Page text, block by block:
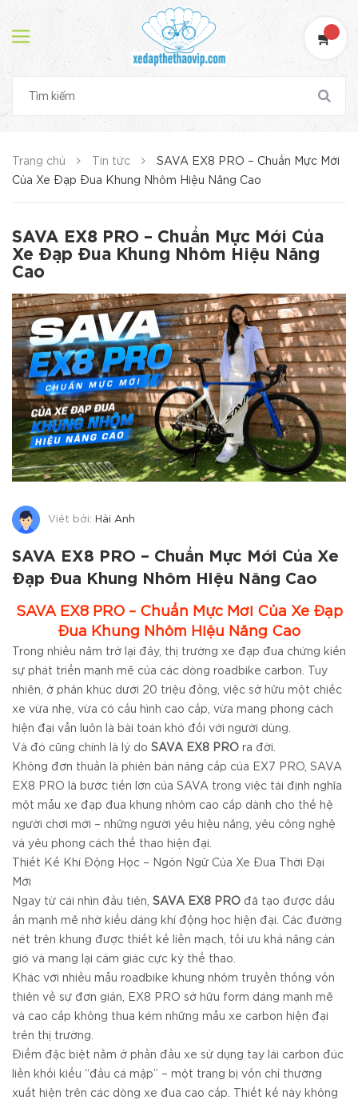
Trang chủ Tin tức
SAVA EX8 PRO – Chuẩn Mực Mới
Của Xe Đạp Đua Khung Nhôm Hiệu Năng Cao
SAVA EX8 PRO – Chuẩn Mực Mới Của
Xe Đạp Đua Khung Nhôm Hiệu Năng
Cao
Viết bởi: Hải Anh
SAVA EX8 PRO – Chuẩn Mực Mới Của Xe
Đạp Đua Khung Nhôm Hiệu Năng Cao
SAVA EX8 PRO – Chuẩn Mực Mới Của Xe Đạp
Đua Khung Nhôm Hiệu Năng Cao
Trong nhiều năm trở lại đây, thị trường xe đạp đua chứng kiến
sự phát triển mạnh mẽ của các dòng roadbike carbon. Tuy
nhiên, ở phân khúc dưới 20 triệu đồng, việc sở hữu một chiếc
xe vừa nhẹ, vừa có cấu hình cao cấp, vừa mang phong cách
hiện đại vẫn luôn là bài toán khó đối với người dùng.
Và đó cũng chính là lý do SAVA EX8 PRO ra đời.
Không đơn thuần là phiên bản nâng cấp của EX7 PRO, SAVA
EX8 PRO là bước tiến lớn của SAVA trong việc tái định nghĩa
một mẫu xe đạp đua khung nhôm cao cấp dành cho thế hệ
người chơi mới – những người yêu hiệu năng, yêu công nghệ
và yêu phong cách thể thao hiện đại.
Thiết Kế Khí Động Học – Ngôn Ngữ Của Xe Đua Thời Đại
Mới
Ngay từ cái nhìn đầu tiên, SAVA EX8 PRO đã tạo được dấu
ấn mạnh mẽ nhờ kiểu dáng khí động học hiện đại. Các đường
nét trên khung được thiết kế liền mạch, tối ưu khả năng cản
gió và mang lại cảm giác cực kỳ thể thao.
Khác với nhiều mẫu roadbike khung nhôm truyền thống vốn
thiên về sự đơn giản, EX8 PRO sở hữu form dáng mạnh mẽ
và cao cấp không thua kém những mẫu xe carbon hiện đại
trên thị trường.
Điểm đặc biệt nằm ở phần đầu xe sử dụng tay lái carbon đúc
liền khối kiểu “đầu cá mập” – một trang bị vốn chỉ thường
xuất hiện trên các dòng xe đua cao cấp. Thiết kế này không